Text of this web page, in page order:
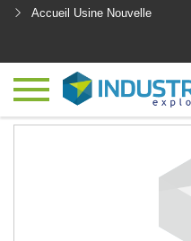
Accueil Usine Nouvelle